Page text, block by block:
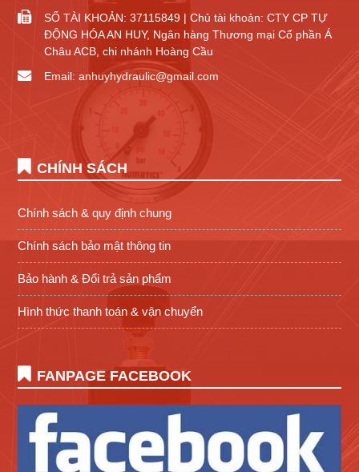
SỐ TÀI KHOẢN: 37115849 | Chủ tài khoản: CTY CP TỰ
ĐỘNG HÓA AN HUY, Ngân hàng Thương mại Cổ phần Á
Châu ACB, chi nhánh Hoàng Cầu
Email: anhuyhydraulic@gmail.com
CHÍNH SÁCH
Chính sách & quy định chung
Chính sách bảo mật thông tin
Bảo hành & Đổi trả sản phẩm
Hình thức thanh toán & vận chuyển
FANPAGE FACEBOOK